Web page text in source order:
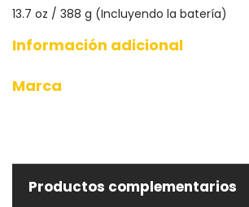
13.7 oz / 388 g (Incluyendo la batería)
Información adicional
Marca
Productos complementarios